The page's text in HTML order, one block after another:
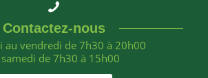
Contactez-nous
au vendredi de 7h30 à 20h00
samedi de 7h30 à 15h00